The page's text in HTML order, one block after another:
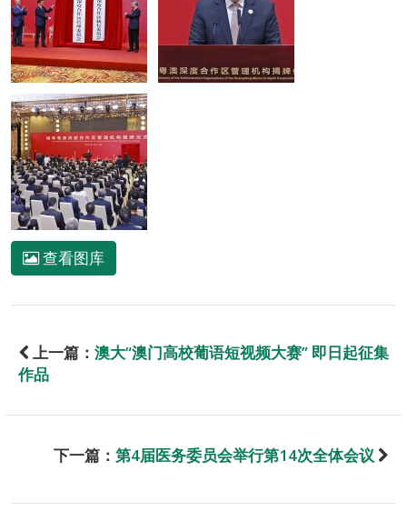
查看图库
上一篇： 澳大“澳门高校葡语短视频大赛” 即日起征集
作品
下一篇： 第4届医务委员会举行第14次全体会议